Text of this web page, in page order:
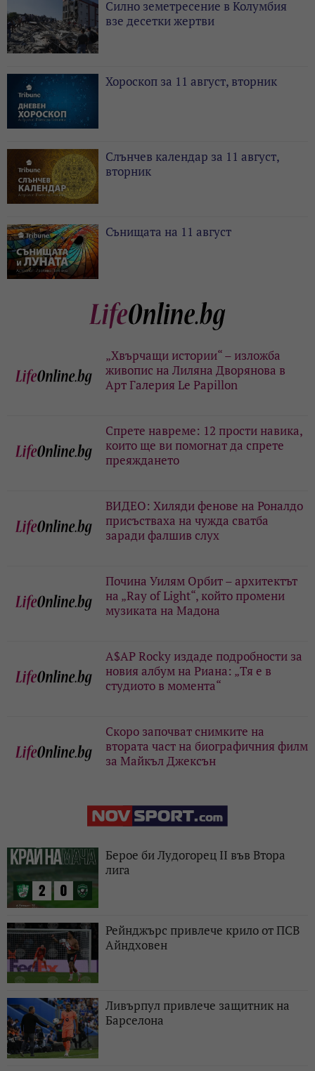
Силно земетресение в Колумбия
взе десетки жертви
Хороскоп за 11 август, вторник
Слънчев календар за 11 август,
вторник
Сънищата на 11 август
„Хвърчащи истории“ – изложба
живопис на Лиляна Дворянова в
Арт Галерия Le Papillon
Спрете навреме: 12 прости навика,
които ще ви помогнат да спрете
преяждането
ВИДЕО: Хиляди фенове на Роналдо
присъстваха на чужда сватба
заради фалшив слух
Почина Уилям Орбит – архитектът
на „Ray of Light“, който промени
музиката на Мадона
A$AP Rocky издаде подробности за
новия албум на Риана: „Тя е в
студиото в момента“
Скоро започват снимките на
втората част на биографичния филм
за Майкъл Джексън
Берое би Лудогорец II във Втора
лига
Рейнджърс привлече крило от ПСВ
Айндховен
Ливърпул привлече защитник на
Барселона